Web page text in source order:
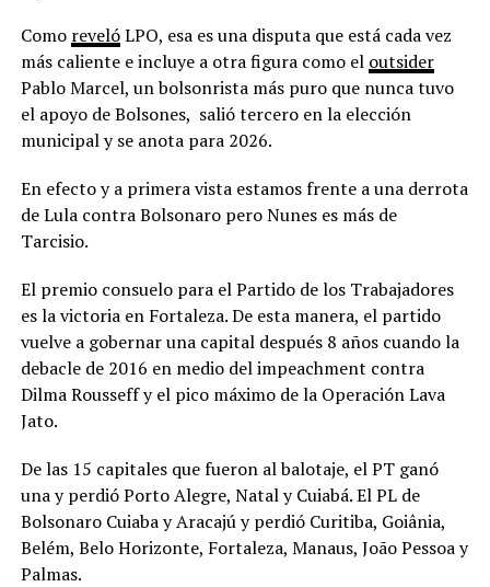
Como revelóLPO, esa es una disputa que está cada vez
más caliente e incluye a otra figura como el outsider
Pablo Marcel, un bolsonrista más puro que nunca tuvo
el apoyo de Bolsones, salió tercero en la elección
municipal y se anota para 2026.
En efecto y a primera vista estamos frente a una derrota
de Lula contra Bolsonaro pero Nunes es más de
Tarcisio.
El premio consuelo para el Partido de los Trabajadores
es la victoria en Fortaleza. De esta manera, el partido
vuelve a gobernar una capital después 8 años cuando la
debacle de 2016 en medio del impeachment contra
Dilma Rousseff y el pico máximo de la Operación Lava
Jato.
De las 15 capitales que fueron al balotaje, el PT ganó
una y perdió Porto Alegre, Natal y Cuiabá. El PL de
Bolsonaro Cuiaba y Aracajú y perdió Curitiba, Goiânia,
Belém, Belo Horizonte, Fortaleza, Manaus, João Pessoa y
Palmas.